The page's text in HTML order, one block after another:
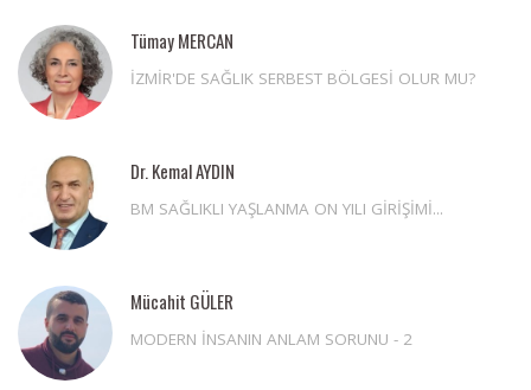
Tümay MERCAN
İZMİR'DE SAĞLIK SERBEST BÖLGESİ OLUR MU?
Dr. Kemal AYDIN
BM SAĞLIKLI YAŞLANMA ON YILI GİRİŞİMİ...
Mücahit GÜLER
MODERN İNSANIN ANLAM SORUNU - 2